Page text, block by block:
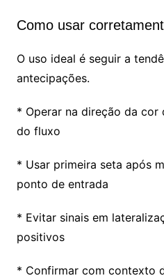
Como usar
O uso ideal é seguir a
antecipações.
* Operar na direção da cor
do fluxo
* Usar primeira seta após
ponto de entrada
* Evitar sinais em
positivos
* Confirmar com contexto